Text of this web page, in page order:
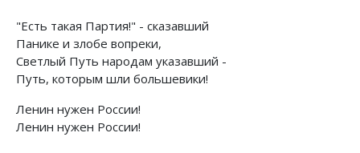
"Есть такая Партия!" - сказавший
Панике и злобе вопреки,
Светлый Путь народам указавший -
Путь, которым шли большевики!
Ленин нужен России!
Ленин нужен России!